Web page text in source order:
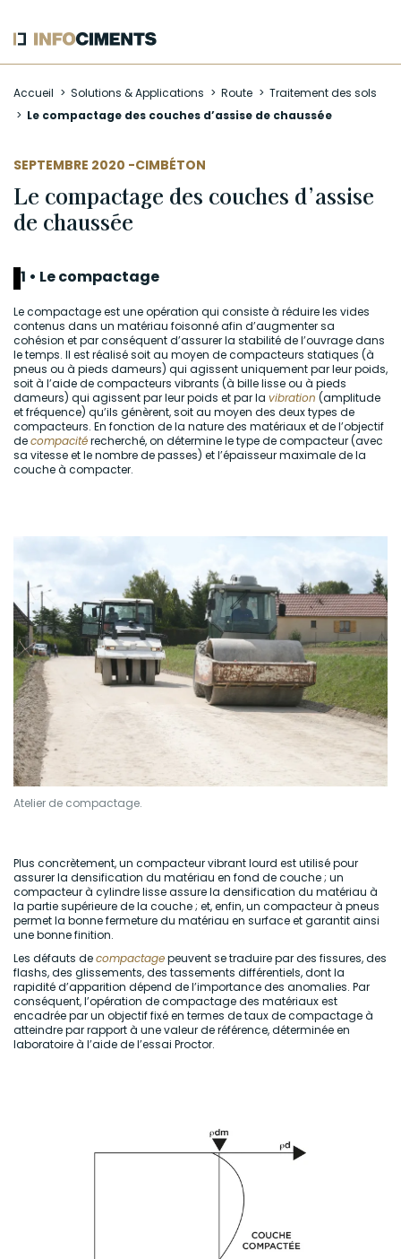
au
contenu
Accueil Solutions & Applications Route
Traitement des sols
Le compactage des couches d’assise de chaussée
SEPTEMBRE 2020 -
AUTEUR CIMBÉTON
Le compactage des couches d’assise
de chaussée
1 • Le compactage
Le compactage est une opération qui consiste à réduire les vides
contenus dans un matériau foisonné afin d’augmenter sa
cohésion et par conséquent d’assurer la stabilité de l’ouvrage dans
le temps. Il est réalisé soit au moyen de compacteurs statiques (à
pneus ou à pieds dameurs) qui agissent uniquement par leur poids,
soit à l’aide de compacteurs vibrants (à bille lisse ou à pieds
dameurs) qui agissent par leur poids et par la vibration (amplitude
et fréquence) qu’ils génèrent, soit au moyen des deux types de
compacteurs. En fonction de la nature des matériaux et de l’objectif
decompacitérecherché, on détermine le type de compacteur (avec
sa vitesse et le nombre de passes) et l’épaisseur maximale de la
couche à compacter.
Atelier de compactage.
Plus concrètement, un compacteur vibrant lourd est utilisé pour
assurer la densification du matériau en fond de couche ; un
compacteur à cylindre lisse assure la densification du matériau à
la partie supérieure de la couche ; et, enfin, un compacteur à pneus
permet la bonne fermeture du matériau en surface et garantit ainsi
une bonne finition.
Les défauts decompactagepeuvent se traduire par des fissures, des
flashs, des glissements, des tassements différentiels, dont la
rapidité d’apparition dépend de l’importance des anomalies. Par
conséquent, l’opération de compactage des matériaux est
encadrée par un objectif fixé en termes de taux de compactage à
atteindre par rapport à une valeur de référence, déterminée en
laboratoire à l’aide de l’essai Proctor.